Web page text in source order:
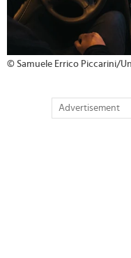
© Samuele Errico Piccarini/
Advertisement